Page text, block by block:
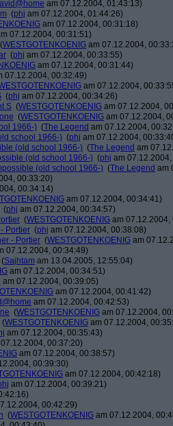
am 07.12.2004, 01:43:13)
(phj am 07.12.2004, 01:44:26)
am 07.12.2004, 00:31:18)
07.12.2004, 00:31:51)
(WESTGOTENKOENIG am 07.12.2004,
(phj am 07.12.2004, 00:33:55)
am 07.12.2004, 00:31:44)
07.12.2004, 00:32:49)
am 07.12.2004,
(phj am 07.12.2004, 00:34:26)
S (WESTGOTENKOENIG am 07.12.2004,
(WESTGOTENKOENIG am 07.12.2004,
1966-) (The Legend am 07.12.2004,
school 1966-) (phj am 07.12.2004,
(old school 1966-) (The Legend am
(old school 1966-) (phj am
(old school 1966-) (The Legend am
00:33:20)
00:34:14)
am 07.12.2004, 00:34:41)
(phj am 07.12.2004, 00:34:57)
(WESTGOTENKOENIG am 07.12.2004,
Portier (phj am 07.12.2004, 00:38:08)
- Portier (WESTGOTENKOENIG am
07.12.2004, 00:34:49)
(Sajhtam am 13.04.2005, 12:55:04)
am 07.12.2004, 00:34:51)
am 07.12.2004, 00:39:05)
am 07.12.2004, 00:41:42)
am 07.12.2004, 00:42:53)
(WESTGOTENKOENIG am 07.12.2004,
(WESTGOTENKOENIG am 07.12.2004,
am 07.12.2004, 00:35:43)
00:37:20)
am 07.12.2004, 00:38:57)
00:39:30)
am 07.12.2004, 00:42:18)
am 07.12.2004, 00:39:21)
00:42:29)
(WESTGOTENKOENIG am 07.12.2004,